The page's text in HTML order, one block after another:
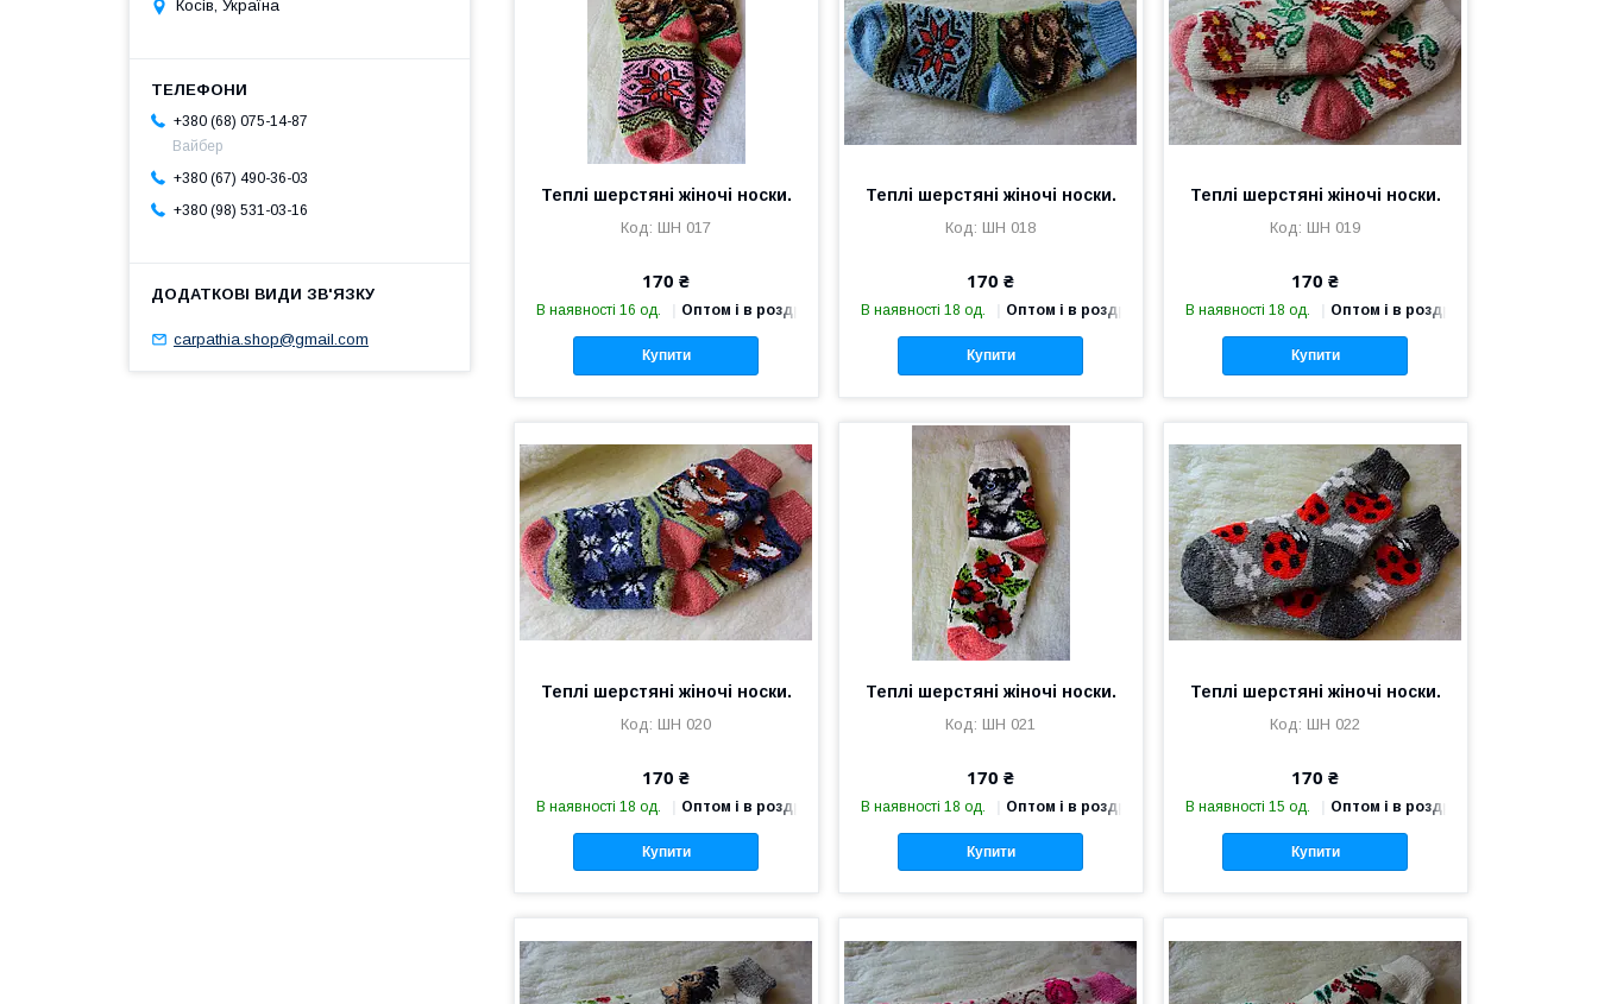
Теплі шерстяні жіночі носки.
ШН 017
170 ₴
В наявності 16 од. Оптом і в роздріб
Купити
Теплі шерстяні жіночі носки.
ШН 018
170 ₴
В наявності 18 од. Оптом і в роздріб
Купити
Теплі шерстяні жіночі носки.
ШН 019
170 ₴
В наявності 18 од. Оптом і в роздріб
Купити
Теплі шерстяні жіночі носки.
ШН 020
170 ₴
В наявності 18 од. Оптом і в роздріб
Купити
Теплі шерстяні жіночі носки.
ШН 021
170 ₴
В наявності 18 од. Оптом і в роздріб
Купити
Теплі шерстяні жіночі носки.
ШН 022
170 ₴
В наявності 15 од. Оптом і в роздріб
Купити
Косів, Україна
+380 (68) 075-14-87
Вайбер
+380 (67) 490-36-03
+380 (98) 531-03-16
carpathia.shop@gmail.com